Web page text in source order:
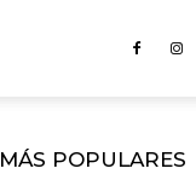
MÁS POPULARES